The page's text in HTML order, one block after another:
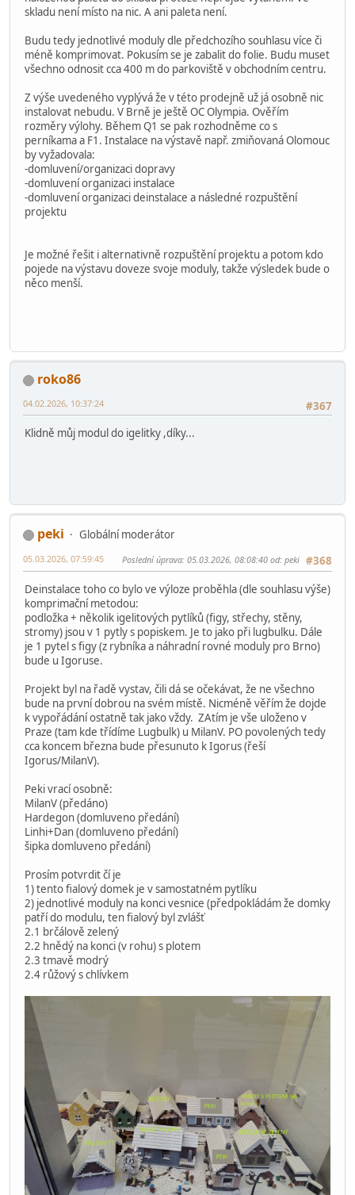
skladu není místo na nic. A ani paleta není.
Budu tedy jednotlivé moduly dle předchozího souhlasu více či
méně komprimovat. Pokusím se je zabalit do folie. Budu muset
všechno odnosit cca 400 m do parkoviště v obchodním centru.
Z výše uvedeného vyplývá že v této prodejně už já osobně nic
instalovat nebudu. V Brně je ještě OC Olympia. Ověřím
rozměry výlohy. Během Q1 se pak rozhodněme co s
perníkama a F1. Instalace na výstavě např. zmiňovaná Olomouc
by vyžadovala:
-domluvení/organizaci dopravy
-domluvení organizaci instalace
-domluvení organizaci deinstalace a následné rozpuštění
projektu
Je možné řešit i alternativně rozpuštění projektu a potom kdo
pojede na výstavu doveze svoje moduly, takže výsledek bude o
něco menší.
roko86
#367
04.02.2026, 10:37:24
Klidně můj modul do igelitky ,díky...
peki
Globální moderátor
#368
05.03.2026, 07:59:45 Poslední úprava: 05.03.2026, 08:08:40 od: peki
Deinstalace toho co bylo ve výloze proběhla (dle souhlasu výše)
komprimační metodou:
podložka + několik igelitových pytlíků (figy, střechy, stěny,
stromy) jsou v 1 pytly s popiskem. Je to jako při lugbulku. Dále
je 1 pytel s figy (z rybníka a náhradní rovné moduly pro Brno)
bude u Igoruse.
Projekt byl na řadě vystav, čili dá se očekávat, že ne všechno
bude na první dobrou na svém místě. Nicméně věřím že dojde
k vypořádání ostatně tak jako vždy. ZAtím je vše uloženo v
Praze (tam kde třídíme Lugbulk) u MilanV. PO povolených tedy
cca koncem března bude přesunuto k Igorus (řeší
Igorus/MilanV).
Peki vrací osobně:
MilanV (předáno)
Hardegon (domluveno předání)
Linhi+Dan (domluveno předání)
šipka domluveno předání)
Prosím potvrdit čí je
1) tento fialový domek je v samostatném pytlíku
2) jednotlivé moduly na konci vesnice (předpokládám že domky
patří do modulu, ten fialový byl zvlášť
2.1 brčálově zelený
2.2 hnědý na konci (v rohu) s plotem
2.3 tmavě modrý
2.4 růžový s chlívkem